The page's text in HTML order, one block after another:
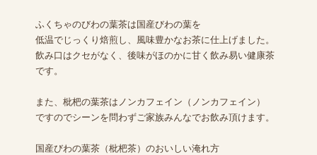
ふくちゃのびわの葉茶は国産びわの葉を
低温でじっくり焙煎し、風味豊かなお茶に仕上げました。
飲み口はクセがなく、後味がほのかに甘く飲み易い健康茶
です。
また、枇杷の葉茶はノンカフェイン（ノンカフェイン）
ですのでシーンを問わずご家族みんなでお飲み頂けます。
国産びわの葉茶（枇杷茶）のおいしい淹れ方